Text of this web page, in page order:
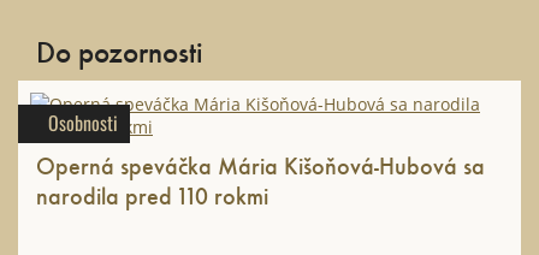
Do pozornosti
Osobnosti
Operná speváčka Mária Kišoňová-Hubová sa
narodila pred 110 rokmi